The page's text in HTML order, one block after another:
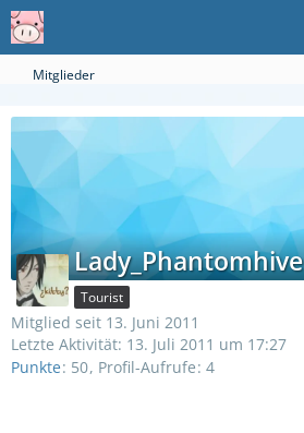
Mitglieder
Lady_Phantomhive
Tourist
Mitglied seit 13. Juni 2011
Letzte Aktivität: 13. Juli 2011 um 17:27
Punkte 50 Profil-Aufrufe 4